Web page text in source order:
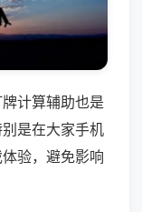
计算辅助也是
是在大家手机
验，避免影响